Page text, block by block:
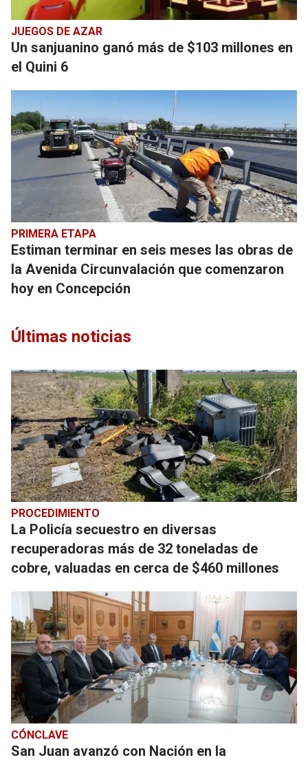
JUEGOS DE AZAR
Un sanjuanino ganó más de $103 millones en
el Quini 6
PRIMERA ETAPA
Estiman terminar en seis meses las obras de
la Avenida Circunvalación que comenzaron
hoy en Concepción
Últimas noticias
PROCEDIMIENTO
La Policía secuestro en diversas
recuperadoras más de 32 toneladas de
cobre, valuadas en cerca de $460 millones
CÓNCLAVE
San Juan avanzó con Nación en la